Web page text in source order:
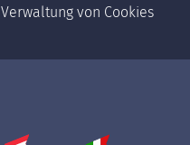
Verwaltung von Cookies